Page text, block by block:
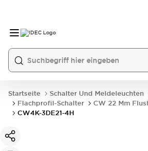
Startseite Schalter Und Meldeleuchten
Flachprofil-Schalter
CW 22 Mm
CW4K-3DE21-4H